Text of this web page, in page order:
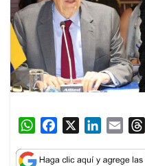
W
a
c
n
a